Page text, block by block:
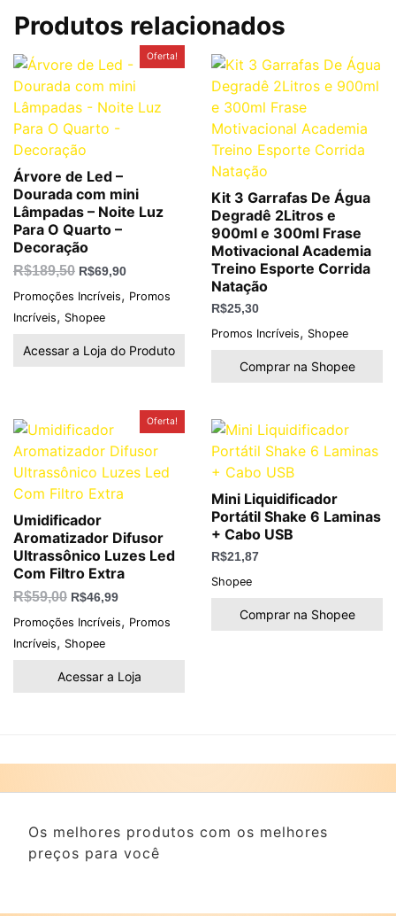
Produtos relacionados
Oferta!
Árvore de Led –
Dourada com mini
Lâmpadas – Noite Luz
Para O Quarto –
Decoração
R$189,50
preço
era:
R$189,50.
R$69,90
preço
atual
é:
R$69,90.
Promoções Incríveis, Promos
Incríveis, Shopee
Acessar a Loja do Produto
Kit 3 Garrafas De Água
Degradê 2Litros e
900ml e 300ml Frase
Motivacional Academia
Treino Esporte Corrida
Natação
R$25,30
Promos Incríveis, Shopee
Comprar na Shopee
Oferta!
Umidificador
Aromatizador Difusor
Ultrassônico Luzes Led
Com Filtro Extra
R$59,00
preço
era:
R$59,00.
R$46,99
atual
é:
R$46,99.
Promoções Incríveis, Promos
Incríveis, Shopee
Acessar a Loja
Mini Liquidificador
Portátil Shake 6 Laminas
+ Cabo USB
R$21,87
Shopee
Comprar na Shopee
Os melhores produtos com os melhores
preços para você